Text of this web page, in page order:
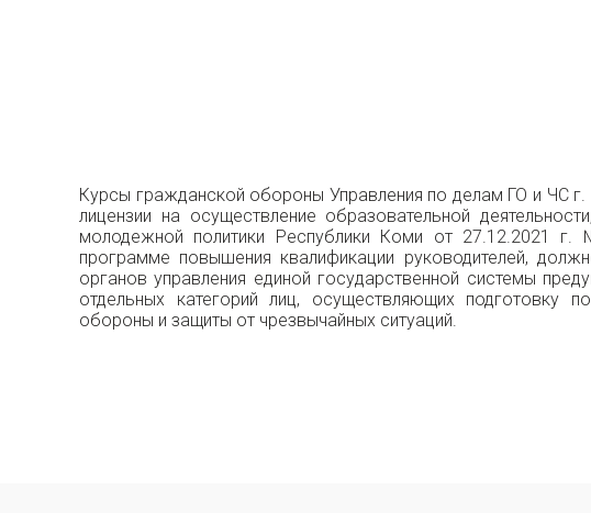
Курсы гражданской обороны Управления по делам ГО и ЧС
лицензии на осуществление образовательной
молодежной политики Республики Коми от 27.12.2021
программе повышения квалификации руководителей,
органов управления единой государственной системы
отдельных категорий лиц, осуществляющих подготовку
обороны и защиты от чрезвычайных ситуаций.